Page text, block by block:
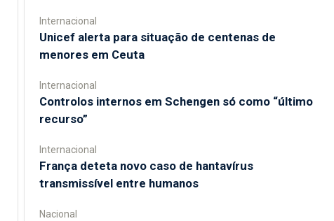
Internacional
Unicef alerta para situação de centenas de
menores em Ceuta
Internacional
Controlos internos em Schengen só como “último
recurso”
Internacional
França deteta novo caso de hantavírus
transmissível entre humanos
Nacional